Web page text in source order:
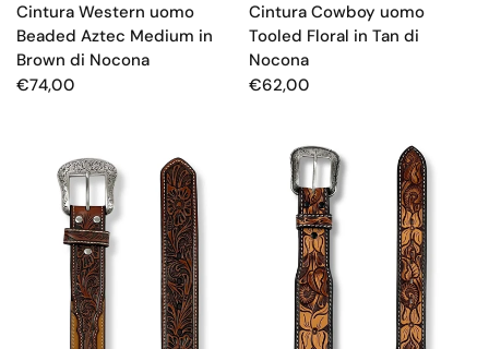
Cintura Western uomo
Beaded Aztec Medium in
Brown di Nocona
€74,00
Cintura Cowboy uomo
Tooled Floral in Tan di
Nocona
€62,00